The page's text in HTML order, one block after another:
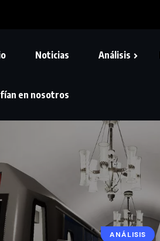
Noticias Análisis
en nosotros
ANÁLISIS